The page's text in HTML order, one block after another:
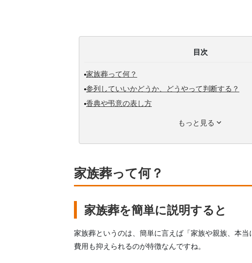
目次
家族葬って何？
参列していいかどうか、どうやって判断する？
香典や弔意の表し方
もっと見る
家族葬って何？
家族葬を簡単に説明すると
家族葬というのは、簡単に言えば「家族や親族、本
費用も抑えられるのが特徴なんですね。